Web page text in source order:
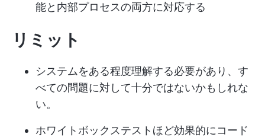
能と内部プロセスの両方に対応する
リミット
システムをある程度理解する必要があり、す
べての問題に対して十分ではないかもしれな
い。
ホワイトボックステストほど効果的にコード